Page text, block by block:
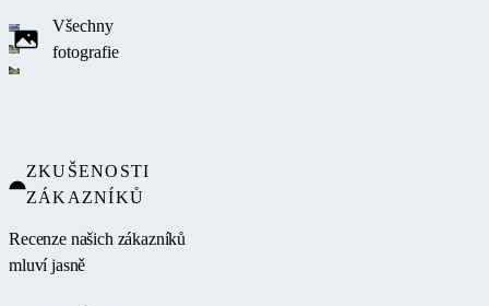
interiér pro
pohodlný
polykarbonátu
harmonicky
okolní
Všechny
fotografie
ZKUŠENOSTI
ZÁKAZNÍKŮ
Recenze našich zákazníků
mluví jasně